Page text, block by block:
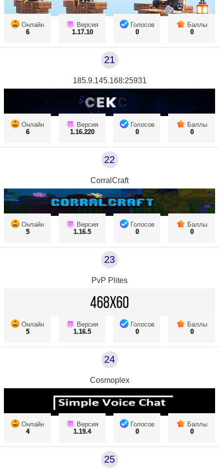
Онлайн
6
Версия
1.17.10
Голосов
0
Баллы
0
21
185.9.145.168:25931
Онлайн
6
Версия
1.16.220
Голосов
0
Баллы
0
22
CorralCraft
Онлайн
5
Версия
1.16.5
Голосов
0
Баллы
0
23
PvP Plites
Онлайн
5
Версия
1.16.5
Голосов
0
Баллы
0
24
Cosmoplex
Онлайн
4
Версия
1.19.4
Голосов
0
Баллы
0
25